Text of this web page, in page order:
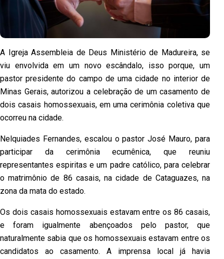
A Igreja Assembleia de Deus Ministério de Madureira, se
viu envolvida em um novo escândalo, isso porque, um
pastor presidente do campo de uma cidade no interior de
Minas Gerais, autorizou a celebração de um casamento de
dois casais homossexuais, em uma cerimônia coletiva que
ocorreu na cidade.
Nelquiades Fernandes, escalou o pastor José Mauro, para
participar da cerimônia ecumênica, que reuniu
representantes espiritas e um padre católico, para celebrar
o matrimônio de 86 casais, na cidade de Cataguazes, na
zona da mata do estado.
Os dois casais homossexuais estavam entre os 86 casais,
e foram igualmente abençoados pelo pastor, que
naturalmente sabia que os homossexuais estavam entre os
candidatos ao casamento. A imprensa local já havia